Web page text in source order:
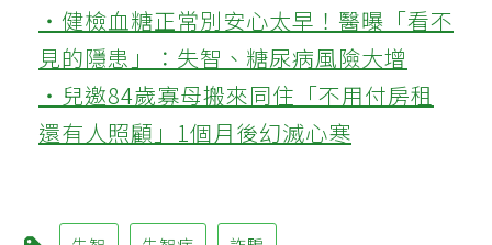
‧健檢血糖正常別安心太早！醫曝「看不
見的隱患」：失智、糖尿病風險大增
‧兒邀84歲寡母搬來同住「不用付房租
還有人照顧」1個月後幻滅心寒